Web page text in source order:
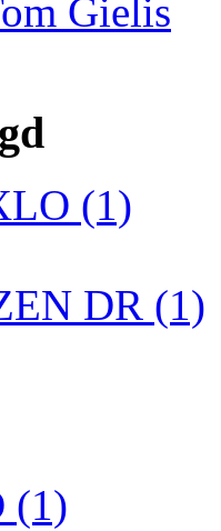
Gielis
(1)
DR (1)
(1)